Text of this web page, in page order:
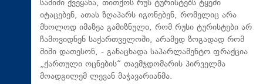
საშიში ქვეყანა, თითქოს რუს ტურისტებს ტყეში
იტაცებენ, ათას ზღაპარს იგონებენ, რომელიც არა
მხოლოდ იმაზეა გამიზნული, რომ რუსი ტურისტები არ
ჩამოვიდნენ საქართველოში, არამედ ზოგადად რომ
შიში დათესონ, - განაცხადა საპარლამენტო ფრაქცია
„ქართული ოცნების“ თავმჯდომარის პირველმა
მოადგილემ ლევან მაჭავარიანმა.